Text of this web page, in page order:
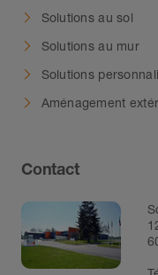
Solutions au sol
Solutions au mur
Solutions
Aménagement
Contact